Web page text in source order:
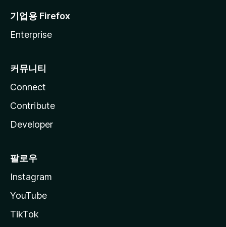
기업용 Firefox
Enterprise
커뮤니티
Connect
Contribute
Developer
팔로우
Instagram
YouTube
TikTok